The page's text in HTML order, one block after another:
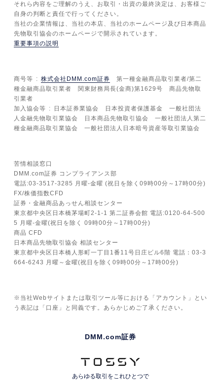
それら内容をご理解のうえ、お取引・出資の最終決定は、お客様ご
自身の判断と責任で行ってください。
当社の企業情報は、当社の本店、当社のホームページ及び日本商品
先物取引協会のホームページで開示されています。
重要事項の説明
商号等 株式会社DMM.com証券 第一種金融商品取引業者/第二
種金融商品取引業者 関東財務局長(金商)第1629号 商品先物取
引業者
加入協会等
日本証券業協会 日本投資者保護基金 一般社団法
人金融先物取引業協会 日本商品先物取引協会 一般社団法人第二
種金融商品取引業協会 一般社団法人日本暗号資産等取引業協会
苦情相談窓口
DMM.com証券 コンプライアンス部
電話:03-3517-3285 月曜-金曜 (祝日を除く09時00分～17時00分)
FX/株価指数CFD
証券・金融商品あっせん相談センター
東京都中央区日本橋茅場町2-1-1 第二証券会館 電話:0120-64-500
5 月曜-金曜(祝日を除く 09時00分～17時00分)
商品 CFD
日本商品先物取引協会 相談センター
東京都中央区日本橋人形町一丁目1番11号日庄ビル6階 電話：03-3
664-6243 月曜～金曜(祝日を除く09時00分～17時00分)
※当社Webサイトまたは取引ツール等における「アカウント」とい
う表記は「口座」と同義です。あらかじめご了承ください。
DMM.com証券
あらゆる取引をこれひとつで